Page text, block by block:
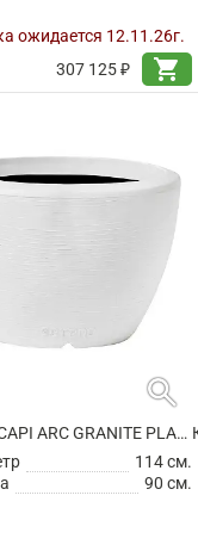
ожидается 12.11.26г.
307 125 ₽
shopping_cart
search
КАШПО CAPI ARC GRANITE PLANTER BALL WHITE
114 см.
90 см.